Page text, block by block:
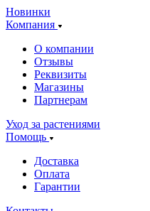
Новинки
Компания
О компании
Отзывы
Реквизиты
Магазины
Партнерам
Уход за растениями
Помощь
Доставка
Оплата
Гарантии